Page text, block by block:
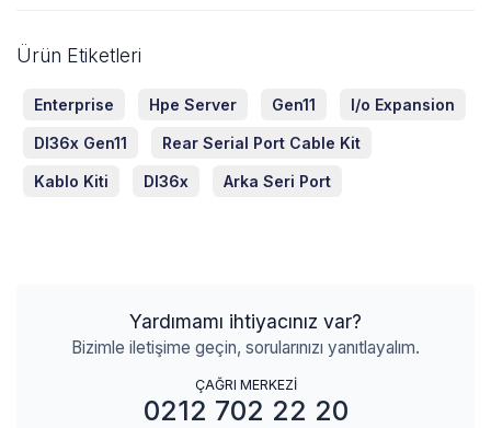
Ürün Etiketleri
Enterprise Hpe Server Gen11 I/o Expansion
Dl36x Gen11 Rear Serial Port Cable Kit
Kablo Kiti Dl36x Arka Seri Port
Yardımamı ihtiyacınız var?
Bizimle iletişime geçin, sorularınızı yanıtlayalım.
ÇAĞRI MERKEZİ
0212 702 22 20